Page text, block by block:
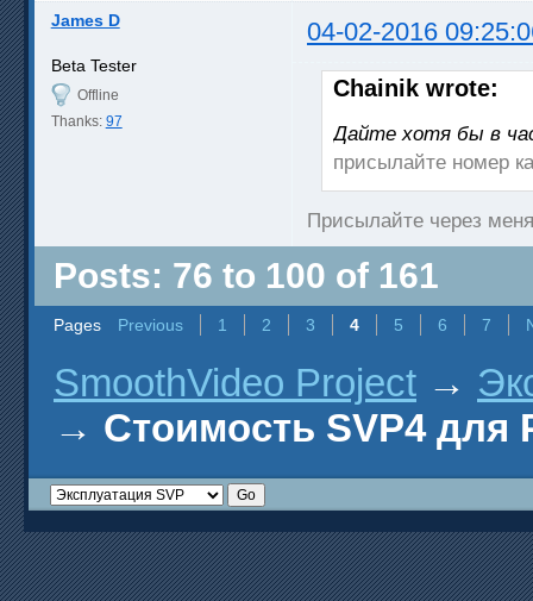
James D 04-02-2016
Beta Tester
Offline
Thanks: 97
Chainik wrote:
Дайте хотя бы в
присылайте номер
Присылайте через
Posts: 76 to 100 of 161
Pages Previous 1 2 3 4 5 6 7
SmoothVideo Project →
→ Стоимость SVP4 для